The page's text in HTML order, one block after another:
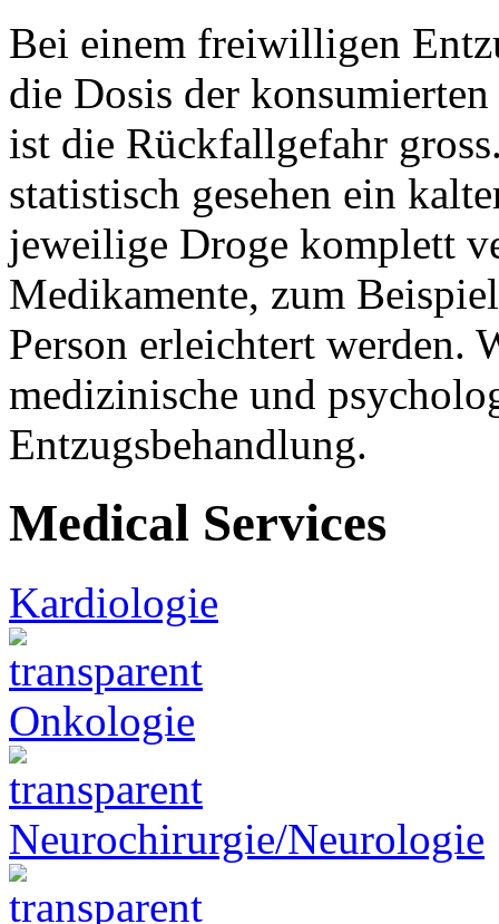
Bei einem freiwilligen
die Dosis der
ist die Rückfallgefahr
statistisch gesehen ein
jeweilige Droge komplett
Medikamente, zum
Person erleichtert werden.
medizinische und
Entzugsbehandlung.
Medical Services
Kardiologie
Onkologie
Neurochirurgie/Neurologie